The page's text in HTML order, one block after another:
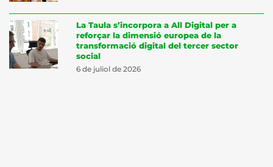
La Taula s’incorpora a All Digital per a
reforçar la dimensió europea de la
transformació digital del tercer sector
social
6 de juliol de 2026